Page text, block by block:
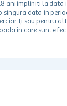
ani impliniti la
data in
sau pentru
in care sunt